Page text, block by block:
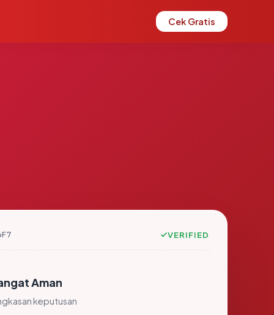
Cek Gratis
VERIFIED
Aman
keputusan